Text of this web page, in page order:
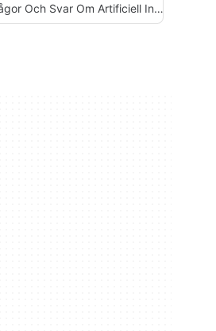
Appar För Frågor Och Svar Om Artificiell Intelligens